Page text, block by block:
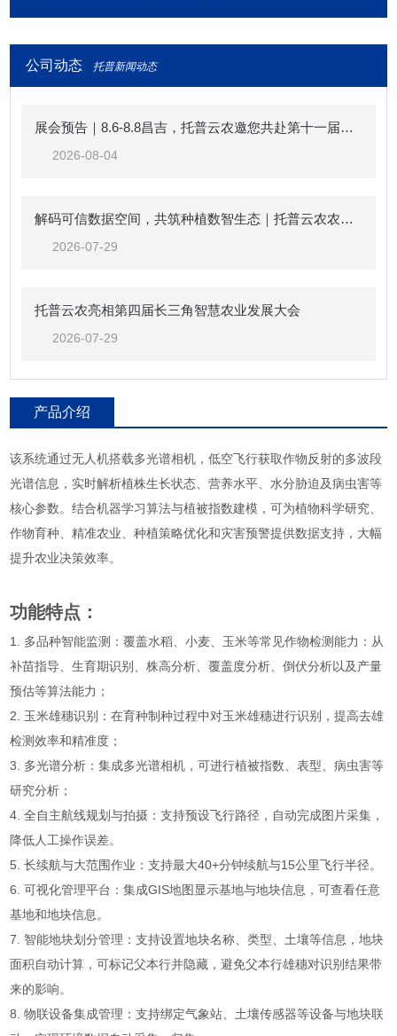
公司动态 托普新闻动态
展会预告｜8.6-8.8昌吉，托普云农邀您共赴第十一届中国新疆种子展示交易会
2026-08-04
解码可信数据空间，共筑种植数智生态｜托普云农农业（种植）可信数据空间生态共建倡议
2026-07-29
托普云农亮相第四届长三角智慧农业发展大会
2026-07-29
产品介绍
该系统通过无人机搭载多光谱相机，低空飞行获取作物反射的多波段
光谱信息，实时解析植株生长状态、营养水平、水分胁迫及病虫害等
核心参数‌。结合机器学习算法与植被指数建模，可为植物科学研究、
作物育种、精准农业、种植策略优化和灾害预警提供数据支持，大幅
提升农业决策效率。
功能特点：
1. 多品种智能监测：覆盖水稻、小麦、玉米等常见作物检测能力：从
补苗指导、生育期识别、株高分析、覆盖度分析、倒伏分析以及产量
预估等算法能力；
2. 玉米雄穗识别：在育种制种过程中对玉米雄穗进行识别，提高去雄
检测效率和精准度；
3. 多光谱分析：集成多光谱相机，可进行植被指数、表型、病虫害等
研究分析；
4. ‌全自主航线规划与拍摄‌：支持预设飞行路径，自动完成图片采集，
降低人工操作误差‌。
5. ‌长续航与大范围作业‌：支持最大40+分钟续航与15公里飞行半径‌。
6. ‌可视化管理平台‌：集成GIS地图显示基地与地块信息，可查看任意
基地和地块信息‌。
7. ‌智能地块划分管理‌：支持设置地块名称、类型、土壤等信息，地块
面积自动计算，可标记父本行并隐藏，避免父本行雄穗对识别结果带
来的影响。
8. ‌物联设备集成管理：‌支持绑定气象站、土壤传感器等设备与地块联